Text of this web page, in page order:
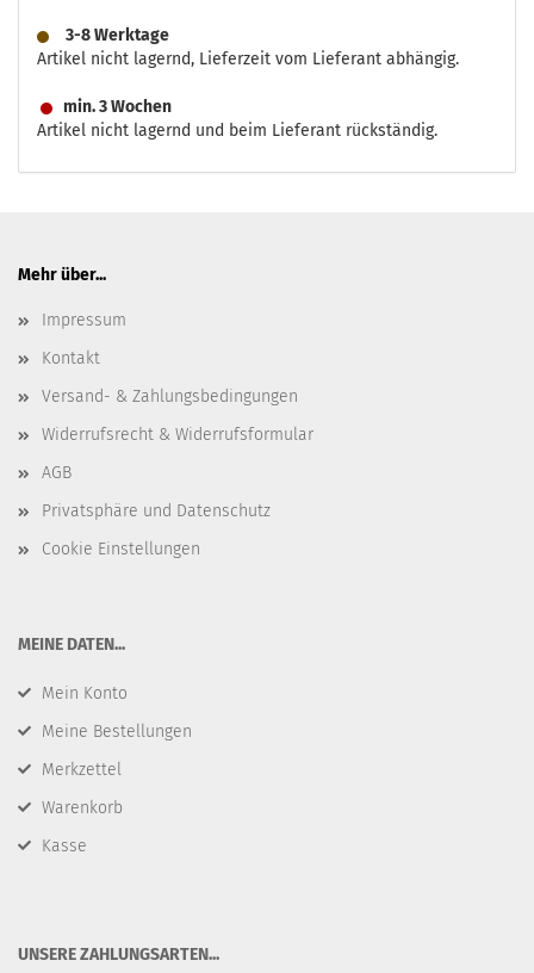
3-8 Werktage
Artikel nicht lagernd, Lieferzeit vom Lieferant abhängig.
min. 3 Wochen
Artikel nicht lagernd und beim Lieferant rückständig.
Mehr über...
Impressum
Kontakt
Versand- & Zahlungsbedingungen
Widerrufsrecht & Widerrufsformular
AGB
Privatsphäre und Datenschutz
Cookie Einstellungen
​MEINE DATEN...
Mein Konto
Meine Bestellungen
Merkzettel
Warenkorb
Kasse
​UNSERE ZAHLUNGSARTEN...